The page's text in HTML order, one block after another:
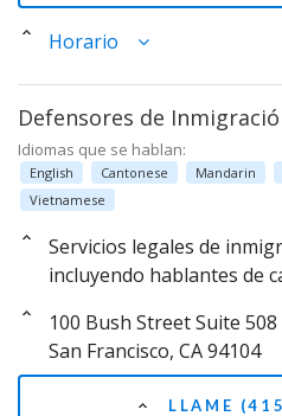
Horario
Defensores de
Idiomas que se hablan:
English Cantonese Mandarin
Vietnamese
Servicios legales de
incluyendo hablantes de
100 Bush Street Suite 508
San Francisco, CA 94104
LLAME